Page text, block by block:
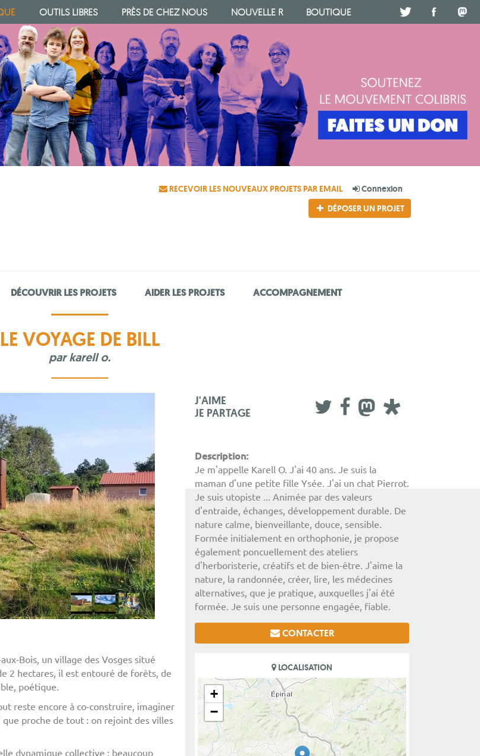
OUTILS LIBRES PRÈS DE CHEZ NOUS NOUVELLE R BOUTIQUE
RECEVOIR LES NOUVEAUX PROJETS PAR EMAIL
Connexion
DÉPOSER UN PROJET
DÉCOUVRIR LES PROJETS AIDER LES PROJETS ACCOMPAGNEMENT
LE VOYAGE DE BILL
parkarell o.
>
Bois, un village des Vosges situé
2 hectares, il est entouré de forêts, de
poétique.
reste encore à co-construire, imaginer
proche de tout : on rejoint des villes
dynamique collective : beaucoup
J'AIME
JE PARTAGE
Description:
Je m'appelle Karell O. J'ai 40 ans. Je suis la
maman d'une petite fille Ysée. J'ai un chat Pierrot.
Je suis utopiste ... Animée par des valeurs
d'entraide, échanges, développement durable. De
nature calme, bienveillante, douce, sensible.
Formée initialement en orthophonie, je propose
également poncuellement des ateliers
d'herboristerie, créatifs et de bien-être. J'aime la
nature, la randonnée, créer, lire, les médecines
alternatives, que je pratique, auxquelles j'ai été
formée. Je suis une personne engagée, fiable.
CONTACTER
LOCALISATION
+
−